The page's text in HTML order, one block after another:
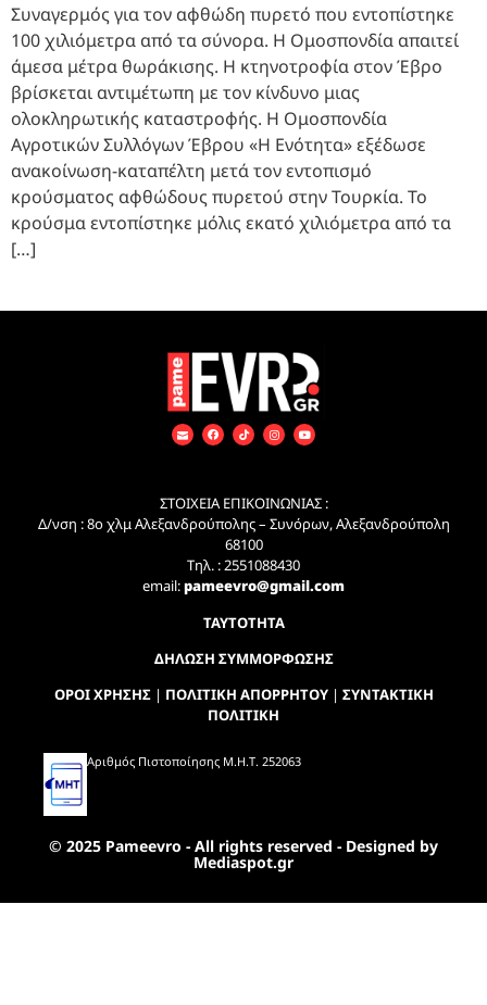
Συναγερμός για τον αφθώδη πυρετό που εντοπίστηκε
100 χιλιόμετρα από τα σύνορα. Η Ομοσπονδία απαιτεί
άμεσα μέτρα θωράκισης. Η κτηνοτροφία στον Έβρο
βρίσκεται αντιμέτωπη με τον κίνδυνο μιας
ολοκληρωτικής καταστροφής. Η Ομοσπονδία
Αγροτικών Συλλόγων Έβρου «Η Ενότητα» εξέδωσε
ανακοίνωση-καταπέλτη μετά τον εντοπισμό
κρούσματος αφθώδους πυρετού στην Τουρκία. Το
κρούσμα εντοπίστηκε μόλις εκατό χιλιόμετρα από τα
[…]
ΣΤΟΙΧΕΙΑ ΕΠΙΚΟΙΝΩΝΙΑΣ :
Δ/νση : 8ο χλμ Αλεξανδρούπολης – Συνόρων, Αλεξανδρούπολη
68100
Τηλ. : 2551088430
email:pameevro@gmail.com
ΤΑΥΤΟΤΗΤΑ
ΔΗΛΩΣΗ ΣΥΜΜΟΡΦΩΣΗΣ
ΟΡΟΙ ΧΡΗΣΗΣ| ΠΟΛΙΤΙΚΗ ΑΠΟΡΡΗΤΟΥ| ΣΥΝΤΑΚΤΙΚΗ
ΠΟΛΙΤΙΚΗ
Αριθμός Πιστοποίησης Μ.Η.Τ. 252063
© 2025 Pameevro - All rights reserved - Designed by
Mediaspot.gr